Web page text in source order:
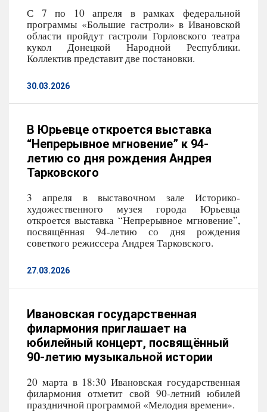
С 7 по 10 апреля в рамках федеральной
программы «Большие гастроли» в Ивановской
области пройдут гастроли Горловского театра
кукол Донецкой Народной Республики.
Коллектив представит две постановки.
30.03.2026
В Юрьевце откроется выставка
“Непрерывное мгновение” к 94-
летию со дня рождения Андрея
Тарковского
3 апреля в выставочном зале Историко-
художественного музея города Юрьевца
откроется выставка “Непрерывное мгновение”,
посвящённая 94-летию со дня рождения
советкого режиссера Андрея Тарковского.
27.03.2026
Ивановская государственная
филармония приглашает на
юбилейный концерт, посвящённый
90-летию музыкальной истории
20 марта в 18:30 Ивановская государственная
филармония отметит свой 90-летний юбилей
праздничной программой «Мелодия времени».